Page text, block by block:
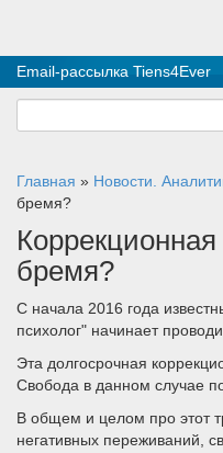
Email-рассылка Tiens4Ever
Главная » Новости.
бремя?
бремя?
С начала 2016 года
психолог" начинает
Эта долгосрочная
Свобода в данном случае
В общем и целом про этот
негативных переживаний,